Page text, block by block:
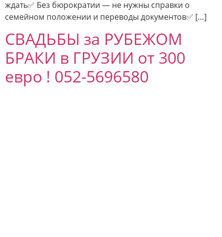
ждать✅ Без бюрократии — не нужны справки о
семейном положении и переводы документов✅ […]
СВАДЬБЫ за РУБЕЖОМ
БРАКИ в ГРУЗИИ от 300
евро ! 052-5696580